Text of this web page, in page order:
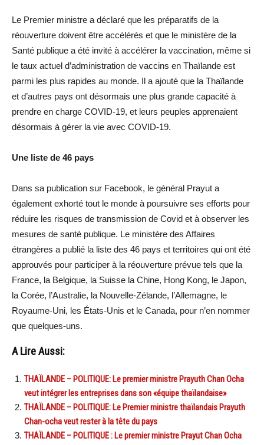
Le Premier ministre a déclaré que les préparatifs de la
réouverture doivent être accélérés et que le ministère de la
Santé publique a été invité à accélérer la vaccination, même si
le taux actuel d’administration de vaccins en Thaïlande est
parmi les plus rapides au monde. Il a ajouté que la Thaïlande
et d’autres pays ont désormais une plus grande capacité à
prendre en charge COVID-19, et leurs peuples apprenaient
désormais à gérer la vie avec COVID-19.
Une liste de 46 pays
Dans sa publication sur Facebook, le général Prayut a
également exhorté tout le monde à poursuivre ses efforts pour
réduire les risques de transmission de Covid et à observer les
mesures de santé publique. Le ministère des Affaires
étrangères a publié la liste des 46 pays et territoires qui ont été
approuvés pour participer à la réouverture prévue tels que la
France, la Belgique, la Suisse la Chine, Hong Kong, le Japon,
la Corée, l’Australie, la Nouvelle-Zélande, l’Allemagne, le
Royaume-Uni, les États-Unis et le Canada, pour n’en nommer
que quelques-uns.
A Lire Aussi:
THAÏLANDE – POLITIQUE: Le premier ministre Prayuth Chan Ocha
veut intégrer les entreprises dans son «équipe thaïlandaise»
THAÏLANDE – POLITIQUE: Le Premier ministre thaïlandais Prayuth
Chan-ocha veut rester à la tête du pays
THAÏLANDE – POLITIQUE : Le premier ministre Prayut Chan Ocha